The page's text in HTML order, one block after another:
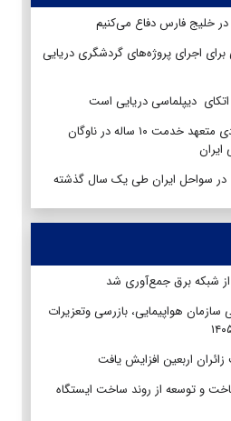
در خلیج فارس دفاع می‌کنیم
برای اجرای پروژه‌های گردشگری دریایی
دیپلماسی دریایی است
پذیرش دانشجوی دریانوردی متعهد خدمت ۱۰ ساله در ناوگان
سازمان هواپیمایی، بازرسی وتعزیرات
اربعین افزایش یافت
و توسعه از روند ساخت ایستگاه